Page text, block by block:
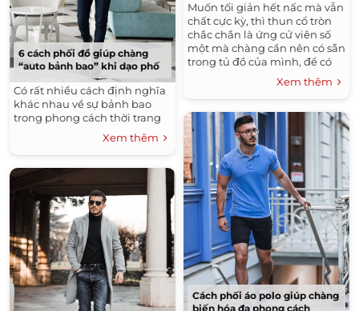
6 cách phối đồ giúp chàng
“auto bảnh bao” khi dạo phố
Có rất nhiều cách định nghĩa
khác nhau về sự bảnh bao
trong phong cách thời trang
Xem thêm
Muốn tối giản hết nấc mà vẫn
chất cực kỳ, thì thun cổ tròn
chắc chắn là ứng cử viên số
một mà chàng cần nên có sẵn
trong tủ đồ của mình, để có
thể lên đồ xuống phố bất cứ
Xem thêm
Cách phối áo polo giúp chàng
biến hóa đa phong cách